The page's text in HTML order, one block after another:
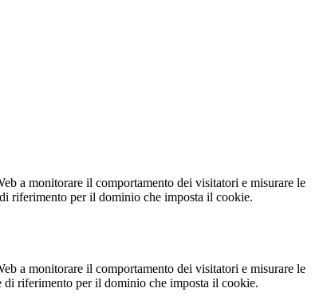
a monitorare il comportamento dei visitatori e misurare le
riferimento per il dominio che imposta il cookie.
a monitorare il comportamento dei visitatori e misurare le
di riferimento per il dominio che imposta il cookie.